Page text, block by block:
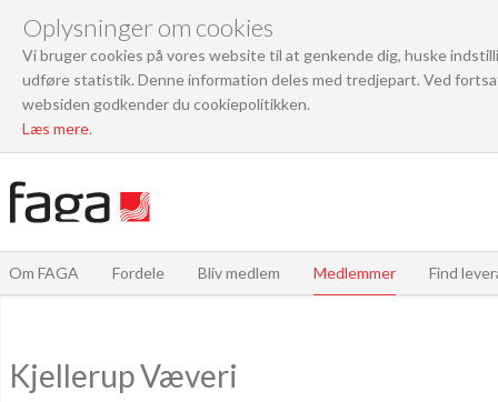
Oplysninger om cookies
Vi bruger cookies på vores website til at genkende dig, huske
udføre statistik. Denne information deles med tredjepart. Ved
websiden godkender du cookiepolitikken.
Læs mere.
Om FAGA Fordele Bliv medlem Medlemmer Find
Kjellerup Væveri